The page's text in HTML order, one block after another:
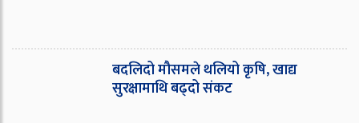
बदलिदो मौसमले थलियो कृषि, खाद्य
सुरक्षामाथि बढ्दो संकट